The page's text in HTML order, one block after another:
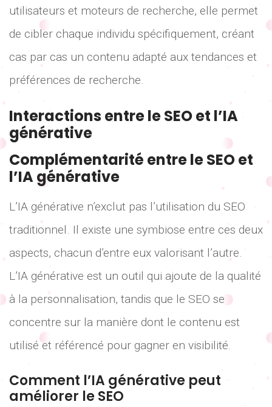
utilisateurs et moteurs de recherche, elle permet
de cibler chaque individu spécifiquement, créant
cas par cas un contenu adapté aux tendances et
préférences de recherche.
Interactions entre le SEO et l’IA
générative
Complémentarité entre le SEO et
l’IA générative
L’IA générative n’exclut pas l’utilisation du SEO
traditionnel. Il existe une symbiose entre ces deux
aspects, chacun d’entre eux valorisant l’autre.
L’IA générative est un outil qui ajoute de la qualité
à la personnalisation, tandis que le SEO se
concentre sur la manière dont le contenu est
utilisé et référencé pour gagner en visibilité.
Comment l’IA générative peut
améliorer le SEO